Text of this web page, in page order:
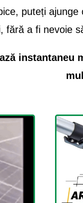
puteți
fără a fi nevoie